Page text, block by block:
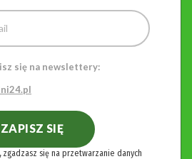
się na newslettery:
ZAPISZ SIĘ
się na przetwarzanie danych